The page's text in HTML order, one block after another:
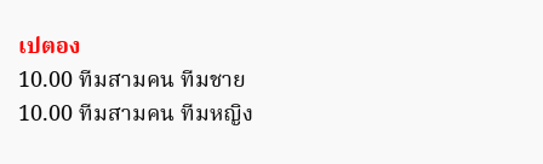
เปตอง
10.00 ทีมสามคน ทีมชาย
10.00 ทีมสามคน ทีมหญิง